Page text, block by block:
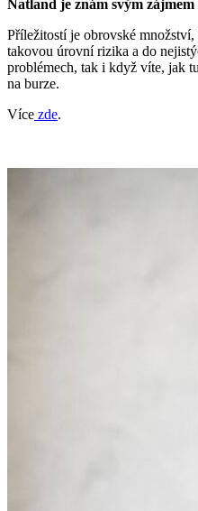
Natland je znám svým
Příležitostí je obrovské
takovou úrovní rizika a do
problémech, tak i když víte, jak
na burze.
Více zde.